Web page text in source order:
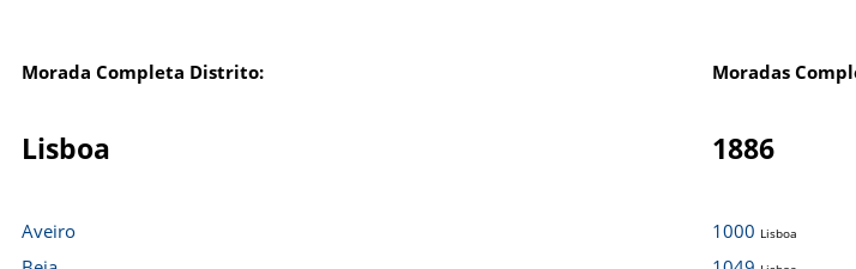
Morada Completa Distrito: Moradas
Lisboa 1886
Aveiro
1000 Lisboa